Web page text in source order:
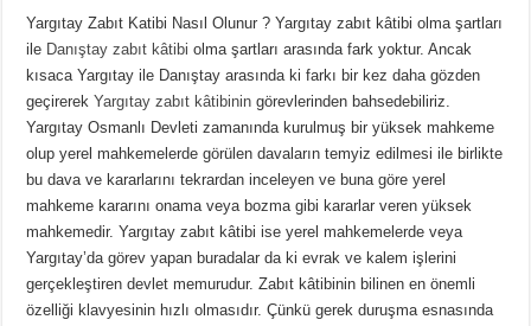
Yargıtay Zabıt Katibi Nasıl Olunur ? Yargıtay zabıt kâtibi olma şartları
ile Danıştay zabıt kâtibi olma şartları arasında fark yoktur. Ancak
kısaca Yargıtay ile Danıştay arasında ki farkı bir kez daha gözden
geçirerekYargıtay zabıt kâtibinin görevlerinden bahsedebiliriz.
Yargıtay Osmanlı Devleti zamanında kurulmuş bir yüksek mahkeme
olup yerel mahkemelerde görülen davaların temyiz edilmesi ile birlikte
bu dava ve kararlarını tekrardan inceleyen ve buna göre yerel
mahkeme kararını onama veya bozma gibi kararlar veren yüksek
mahkemedir. Yargıtay zabıt kâtibi ise yerel mahkemelerde veya
Yargıtay’da görevyapan buradalar da ki evrak ve kalem işlerini
gerçekleştiren devlet memurudur. Zabıt kâtibinin bilinen en önemli
özelliği klavyesinin hızlı olmasıdır. Çünkü gerek duruşma esnasında